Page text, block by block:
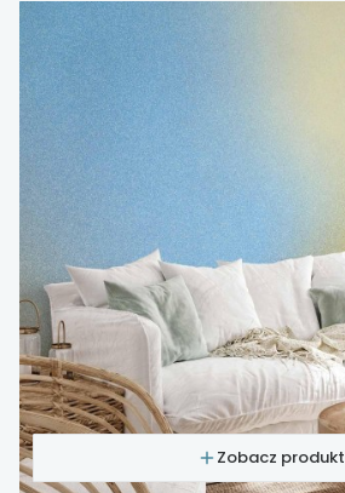
Zobacz produkt